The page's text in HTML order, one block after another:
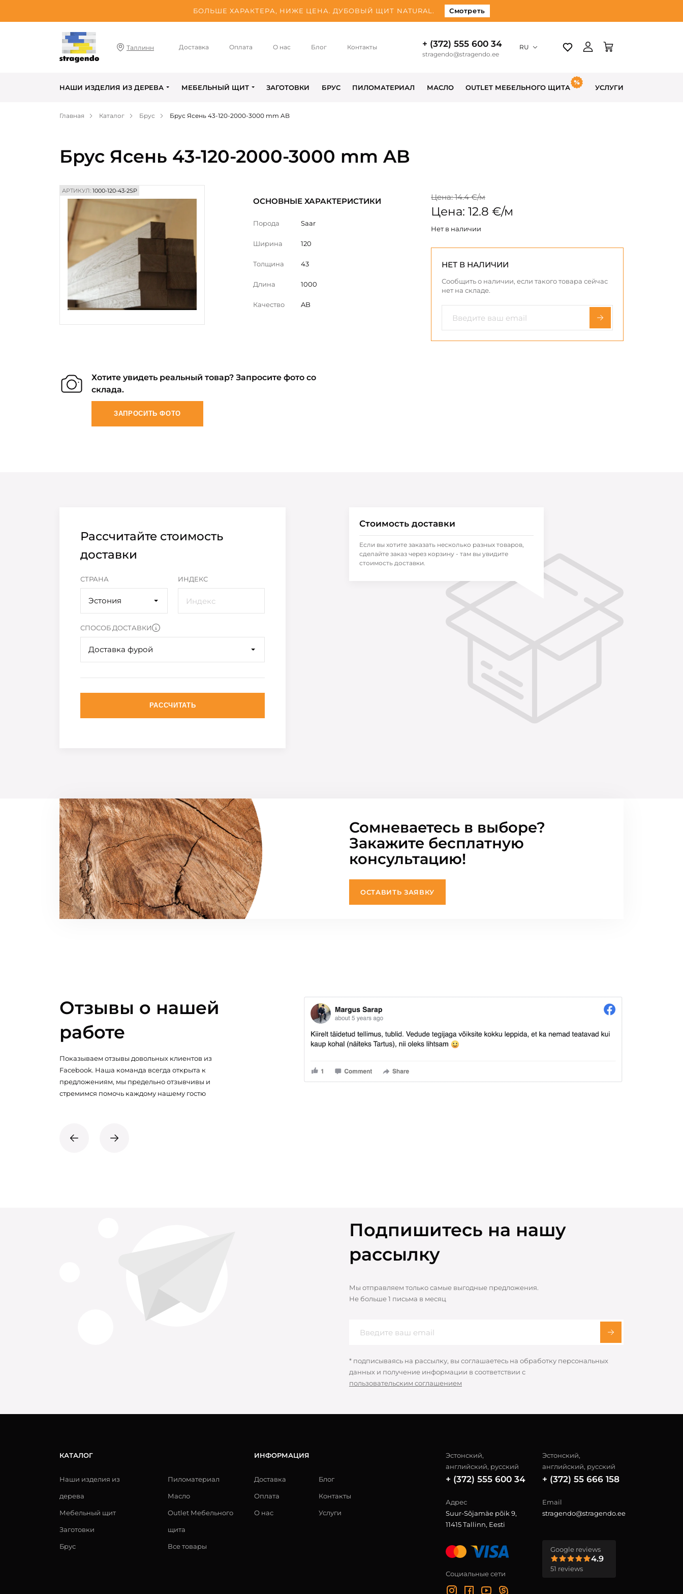
БОЛЬШЕ ХАРАКТЕРА, НИЖЕ ЦЕНА. ДУБОВЫЙ ЩИТ NATURAL. Смотреть
Таллинн Доставка Оплата О нас Блог Контакты + (372) 555 600 34
stragendo@stragendo.ee
RU
НАШИ ИЗДЕЛИЯ ИЗ ДЕРЕВА МЕБЕЛЬНЫЙ ЩИТ ЗАГОТОВКИ БРУС ПИЛОМАТЕРИАЛ МАСЛО OUTLET МЕБЕЛЬНОГО ЩИТА УСЛУГИ
Главная Каталог Брус Брус Ясень 43-120-2000-3000 mm AB
Брус Ясень 43-120-2000-3000 mm AB
АРТИКУЛ: 1000-120-43-2SP
ОСНОВНЫЕ ХАРАКТЕРИСТИКИ
Порода Saar
Ширина 120
Толщина 43
Длина 1000
Качество AB
Цена: 14.4 €/м
Цена: 12.8 €/м
Нет в наличии
НЕТ В НАЛИЧИИ
Сообщить о наличии, если такого товара сейчас
нет на складе.
Хотите увидеть реальный товар? Запросите фото со
склада.
ЗАПРОСИТЬ ФОТО
Рассчитайте стоимость
доставки
СТРАНА
Эстония
ИНДЕКС
СПОСОБ ДОСТАВКИ
Доставка фурой
РАССЧИТАТЬ
Стоимость доставки
Если вы хотите заказать несколько разных товаров,
сделайте заказ через корзину - там вы увидите
стоимость доставки.
Сомневаетесь в выборе?
Закажите бесплатную
консультацию!
ОСТАВИТЬ ЗАЯВКУ
Отзывы о нашей
работе
Показываем отзывы довольных клиентов из
Facebook. Наша команда всегда открыта к
предложениям, мы предельно отзывчивы и
стремимся помочь каждому нашему гостю
Подпишитесь на нашу
рассылку
Мы отправляем только самые выгодные предложения.
Не больше 1 письма в месяц
* подписываясь на рассылку, вы соглашаетесь на обработку персональных
данных и получение информации в соответствии с
пользовательским соглашением
КАТАЛОГ
Наши изделия из
дерева
Мебельный щит
Заготовки
Брус
Пиломатериал
Масло
Outlet Мебельного
щита
Все товары
ИНФОРМАЦИЯ
Доставка
Оплата
О нас
Блог
Контакты
Услуги
Эстонский,
английский, русский
+ (372) 555 600 34
Эстонский,
английский, русский
+ (372) 55 666 158
Адрес
Suur-Sõjamäe põik 9,
11415 Tallinn, Eesti
Email
stragendo@stragendo.ee
Социальные сети
Google reviews
4.9
51 reviews